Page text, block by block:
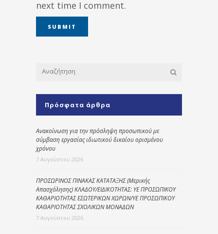
next time I comment.
Πρόσφατα άρθρα
Ανακοίνωση για την πρόσληψη προσωπικού με
σύμβαση εργασίας ιδιωτικού δικαίου ορισμένου
χρόνου
7 Αυγούστου 2026
ΠΡΟΣΩΡΙΝΟΣ ΠΙΝΑΚΑΣ ΚΑΤΑΤΑΞΗΣ (Μερικής
Απασχόλησης) ΚΛΑΔΟΥ/ΕΙΔΙΚΟΤΗΤΑΣ: ΥΕ ΠΡΟΣΩΠΙΚΟΥ
ΚΑΘΑΡΙΟΤΗΤΑΣ ΕΣΩΤΕΡΙΚΩΝ ΧΩΡΩΝ/ΥΕ ΠΡΟΣΩΠΙΚΟΥ
ΚΑΘΑΡΙΟΤΗΤΑΣ ΣΧΟΛΙΚΩΝ ΜΟΝΑΔΩΝ
7 Αυγούστου 2026